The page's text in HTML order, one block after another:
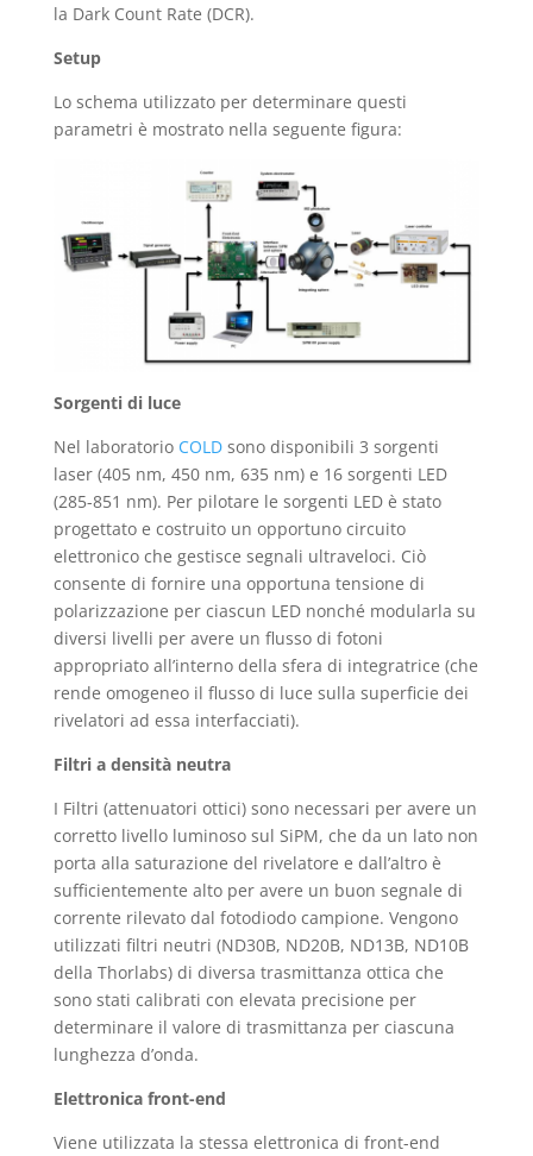
la Dark Count Rate (DCR).
Setup
Lo schema utilizzato per determinare questi
parametri è mostrato nella seguente figura:
Sorgenti di luce
Nel laboratorio COLDsono disponibili 3 sorgenti
laser (405 nm, 450 nm, 635 nm) e 16 sorgenti LED
(285-851 nm). Per pilotare le sorgenti LED è stato
progettato e costruito un opportuno circuito
elettronico che gestisce segnali ultraveloci. Ciò
consente di fornire una opportuna tensione di
polarizzazione per ciascun LED nonché modularla su
diversi livelli per avere un flusso di fotoni
appropriato all’interno della sfera di integratrice (che
rende omogeneo il flusso di luce sulla superficie dei
rivelatori ad essa interfacciati).
Filtri a densità neutra
I Filtri (attenuatori ottici) sono necessari per avere un
corretto livello luminoso sul SiPM, che da un lato non
porta alla saturazione del rivelatore e dall’altro è
sufficientemente alto per avere un buon segnale di
corrente rilevato dal fotodiodo campione. Vengono
utilizzati filtri neutri (ND30B, ND20B, ND13B, ND10B
della Thorlabs) di diversa trasmittanza ottica che
sono stati calibrati con elevata precisione per
determinare il valore di trasmittanza per ciascuna
lunghezza d’onda.
Elettronica front-end
Viene utilizzata la stessa elettronica di front-end